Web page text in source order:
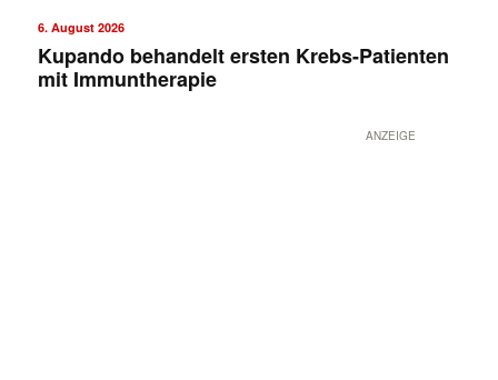
6. August 2026
Kupando behandelt ersten Krebs-Patienten
mit Immuntherapie
ANZEIGE